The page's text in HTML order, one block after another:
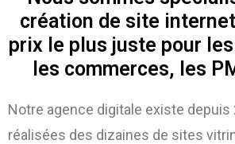
création de site
prix le plus juste pour
les commerces, les
Notre agence digitale existe depuis
réalisées des dizaines de sites